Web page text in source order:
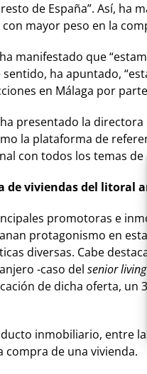
de España”. Así, ha
mayor peso en la
manifestado que
sentido, ha apuntado,
en Málaga por
presentado la
la plataforma de
con todos los temas de
viviendas del litoral
promotoras e
protagonismo en
diversas. Cabe
-caso del senior living
de dicha oferta, un
inmobiliario, entre
compra de una vivienda.